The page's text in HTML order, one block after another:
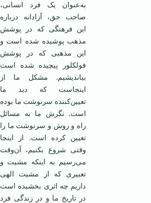
به‌عنوان یک فرد انسانی،
صاحب حق، آزادانه درباره
این فرهنگی که در پوشش
مذهب پوشیده شده است و
این مذهبی که در پوشش
فولکلور پیچیده شده است
بیاندیشیم. مشکل ما از
اینجاست که دید ما
تعیین‌کننده سرنوشت ما بوده
است. نگرش ما به مسائل
راه و روش و سرنوشت ما را
تعیین کرده است. از اینجا
وقتی شروع بکنیم، آن‌وقت
می‌رسیم به اینکه مشیت و
تعبیری که از مشیت الهی
داریم چه اثری بخشیده است
در تاریخ ما و در زندگی فرد